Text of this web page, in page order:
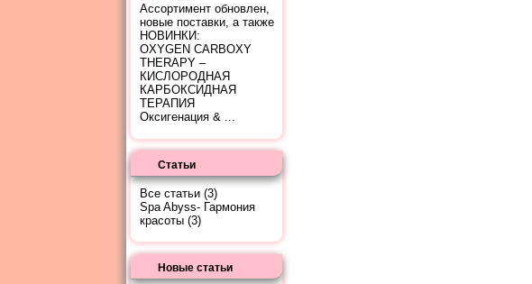
Ассортимент обновлен,
новые поставки, а также
НОВИНКИ:
OXYGEN CARBOXY
THERAPY –
КИСЛОРОДНАЯ
КАРБОКСИДНАЯ
ТЕРАПИЯ
Оксигенация & ...
Статьи
Все статьи (3)
Spa Abyss- Гармония
красоты (3)
Новые статьи